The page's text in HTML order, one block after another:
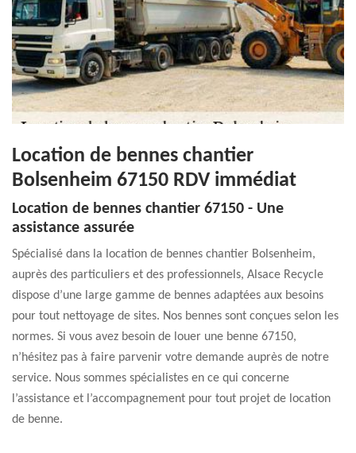
Location de bennes chantier
Bolsenheim 67150 RDV immédiat
Location de bennes chantier 67150 - Une
assistance assurée
Spécialisé dans la location de bennes chantier Bolsenheim,
auprès des particuliers et des professionnels, Alsace Recycle
dispose d’une large gamme de bennes adaptées aux besoins
pour tout nettoyage de sites. Nos bennes sont conçues selon les
normes. Si vous avez besoin de louer une benne 67150,
n’hésitez pas à faire parvenir votre demande auprès de notre
service. Nous sommes spécialistes en ce qui concerne
l’assistance et l’accompagnement pour tout projet de location
de benne.